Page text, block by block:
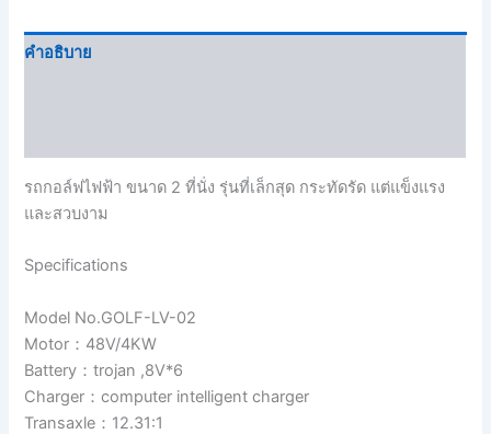
คำอธิบาย
รถกอล์ฟไฟฟ้า ขนาด 2 ที่นั่ง รุ่นที่เล็กสุด กระทัดรัด แต่แข็งแรง
และสวบงาม
Specifications
Model No.GOLF-LV-02
Motor：48V/4KW
Battery：trojan ,8V*6
Charger：computer intelligent charger
Transaxle：12.31:1